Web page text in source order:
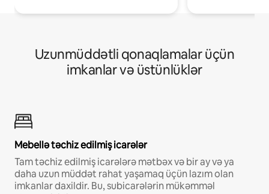
Uzunmüddətli qonaqlamalar üçün
imkanlar və üstünlüklər
Mebellə təchiz edilmiş icarələr
Tam təchiz edilmiş icarələrə mətbəx və bir ay və ya
daha uzun müddət rahat yaşamaq üçün lazım olan
imkanlar daxildir. Bu, subicarələrin mükəmməl